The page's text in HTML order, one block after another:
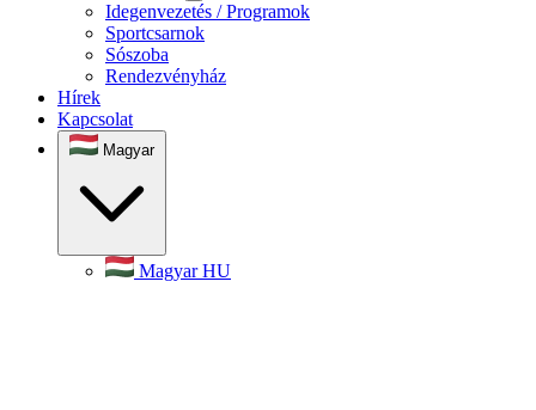
Idegenvezetés / Programok
Sportcsarnok
Sószoba
Rendezvényház
Hírek
Kapcsolat
Magyar
Magyar HU